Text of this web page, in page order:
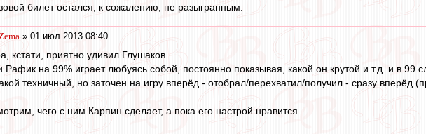
билет остался, к сожалению, не разыгранным.
Zema » 01 июл 2013 08:40
кстати, приятно удивил Глушаков.
Рафик на 99% играет любуясь собой, постоянно показывая, какой он крутой и т.д. и в 99
техничный, но заточен на игру вперёд - отобрал/перехватил/получил - сразу вперёд
чего с ним Карпин сделает, а пока его настрой нравится.